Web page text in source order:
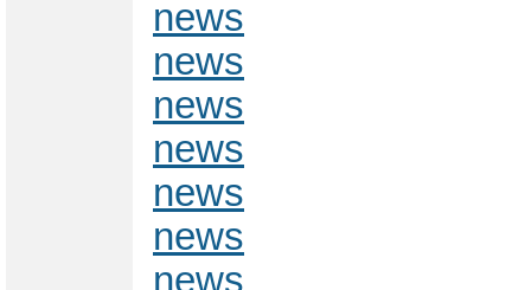
news
news
news
news
news
news
news